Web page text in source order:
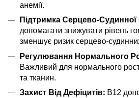
анемії.
Підтримка Серцево-
допомагати знижувати рівень
зменшує ризик серцево-
Регулювання Нормального
Важливий для нормального
та тканин.
Захист Від Дефіцитів: B12